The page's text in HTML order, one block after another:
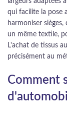
qui facilite la pose
harmoniser
un même textile,
L'achat de tissus
précisément au
Comment